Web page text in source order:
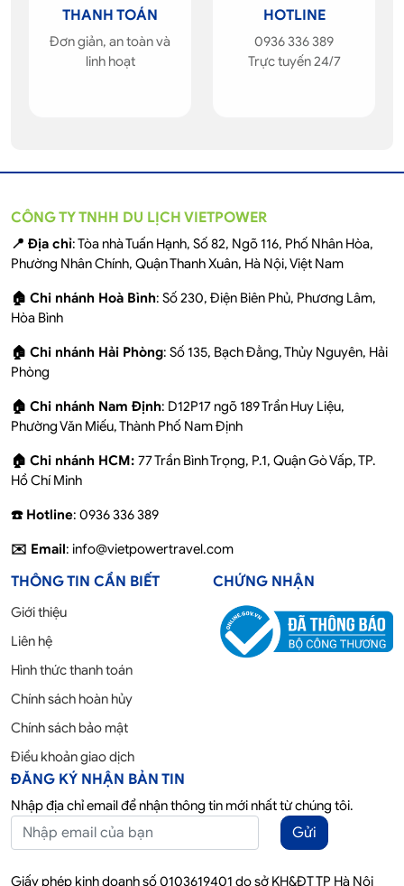
THANH TOÁN
Đơn giản, an toàn và
linh hoạt
HOTLINE
0936 336 389
Trực tuyến 24/7
CÔNG TY TNHH DU LỊCH VIETPOWER
📍 Địa chỉ: Tòa nhà Tuấn Hạnh, Số 82, Ngõ 116, Phố Nhân Hòa,
Phường Nhân Chính, Quận Thanh Xuân, Hà Nội, Việt Nam
🏠 Chi nhánh Hoà Bình: Số 230, Điện Biên Phủ, Phương Lâm,
Hòa Bình
🏠 Chi nhánh Hải Phòng: Số 135, Bạch Đằng, Thủy Nguyên, Hải
Phòng
🏠 Chi nhánh Nam Định: D12P17 ngõ 189 Trần Huy Liệu,
Phường Văn Miếu, Thành Phố Nam Định
🏠 Chi nhánh HCM: 77 Trần Bình Trọng, P.1, Quận Gò Vấp, TP.
Hồ Chí Minh
☎️ Hotline: 0936 336 389
✉️ Email: info@vietpowertravel.com
THÔNG TIN CẦN BIẾT
Giới thiệu
Liên hệ
Hình thức thanh toán
Chính sách hoàn hủy
Chính sách bảo mật
Điều khoản giao dịch
CHỨNG NHẬN
ĐĂNG KÝ NHẬN BẢN TIN
Nhập địa chỉ email để nhận thông tin mới nhất từ chúng tôi.
Gửi
Giấy phép kinh doanh số 0103619401 do sở KH&ĐT TP Hà Nội